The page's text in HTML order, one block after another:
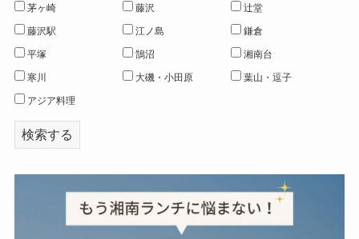
茅ヶ崎 藤沢 辻堂
藤沢駅 江ノ島 鎌倉
平塚 鵠沼 湘南台
寒川 大磯・小田原 葉山・逗子
アジア料理